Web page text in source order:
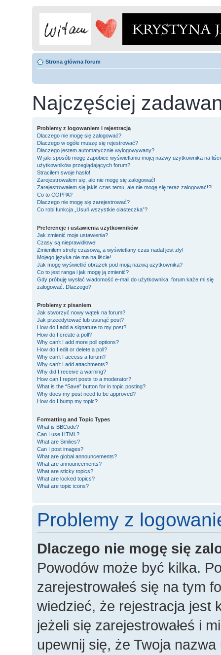
Strona główna forum
Najczęściej
Problemy z logowaniem i rejestracją
Dlaczego nie mogę się zalogować?
Dlaczego w ogóle muszę się rejestrować?
Dlaczego jestem automatycznie wylogowywany?
W jaki sposób mogę zapobiec wyświetlaniu mojej nazwy użytkownika na
użytkowników przeglądających forum?
Straciłem swoje hasło!
Zarejestrowałem się, ale nie mogę się zalogować!
Zarejestrowałem się jakiś czas temu, ale nie mogę się teraz zalogować!?!
Co to COPPA?
Dlaczego nie mogę się zarejestrować?
Co robi funkcja „Usuń wszystkie ciasteczka”?
Preferencje i ustawienia użytkowników
Jak zmienić moje ustawienia?
Czasy są nieprawidłowe!
Zmieniłem strefę czasową, a wyświetlany czas nadal jest zły!
Mojego języka nie ma na liście!
Jak mogę wyświetlić obrazek pod moją nazwą użytkownika?
Co to jest ranga i jak mogę ją zmienić?
Gdy próbuję wysłać wiadomość e-mail do użytkownika, forum każe mi się
zalogować. Dlaczego?
Problemy z pisaniem
Jak stworzyć nowy wątek na forum?
Jak przeedytować lub usunąć post?
How do I add a signature to my post?
How do I create a poll?
Why can’t I add more poll options?
How do I edit or delete a poll?
Why can’t I access a forum?
Why can’t I add attachments?
Why did I receive a warning?
How can I report posts to a moderator?
What is the “Save” button for in topic posting?
Why does my post need to be approved?
How do I bump my topic?
Formatting and Topic Types
What is BBCode?
Can I use HTML?
What are Smilies?
Can I post images?
What are global announcements?
What are announcements?
What are sticky topics?
What are locked topics?
What are topic icons?
Problemy z
Dlaczego nie mogę się
Powodów może być kilka.
zarejestrowałeś się na tym
wiedzieć, że rejestracja jest
jeżeli się zarejestrowałeś i
upewnij się, że Twoja